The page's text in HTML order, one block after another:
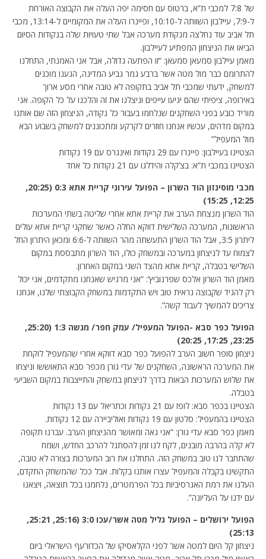
של 7:8 למכבי ת”א, ברטוס עם חסימה יפה העלה את הקבוצה האורחת
ל-7:9, עיילבון השוותה ל-10:10, ופיינרו העלה את המקומיים ל-13:14, מכבי
תל אביב עוד נחלצה מנקודת מערכה אבל שתי טעויות שלה בנקודות הסיום
הביאו את הניצחון המפתיע לעיילבון.
מאמן עיילבון סמעאן סמעאן: “זו הפתעה גדולה, אבל אני האמנתי, התחלנו
להתרומם כבר מול מטה אשר ברבע גמר גביע המדינה, הגענו מוכנים
למשחק, ידעתי שמכבי תל אביב בתקופה לא טובה אחרי מסע ארוך
באירופה, ציפיתי שהם יגיעו עייפים וניצלנו את זה והלכנו על כל הקופה. אני
מוריד כובע בפני השחקנים שנלחמו בעבור כל נקודה, הניצחון הזה שם אותנו
במקום מדהים, עכשיו אנחנו חוזרים לקרקע ומתכוננים למשחק בשבוע הבא
מול המעפיל”
הצטיינו בעיילבון: פיינרו עם 29 נקודות ואינגרס עם 19 נקודות
הצטיינו במכבי ת”א: בצ’קלה והידלגו עם 21 נקודות כל אחד
מכבי מוסינזון הוד השרון – הפועל עירוני קריית אתא 0:3 (20:25,
12:25, 15:25)
הוד השרון מנצחת הערב את קריית אתא אחרי שליטה בשתי המערכות
הראשונות, המערכה השלישית דווקא החלה כאשר שחקני קריית אתא עולים
ליתרון 3:5, אבל הוד השרון התעשתה מהר השוותה ל-6:6 ומכאן היתרון החל
לצמוח עד לניצחון במערכה ובמשחק כולו, הוד השרון מתבססת במקום
השלישי בטבלה, קריית אתא מהצד השני במקום האחרון.
מאמן הוד השרון אלכס שפרנוביץ’: “אני מרגיש שאנחנו מתקדמים, אני יכול
רק להגיד שקבוצה נראית טוב ויש התקדמות במשחק הקבוצתי שלנו, אנחנו
צריכים להמשיך לעבוד קשה”.
הפועל כפר סבא -הפועל המעפיל/ עמק חפר/ מנשה 1:3 (25:20,
23:25, 17:25, 20:25)
ניצחון סופר חשוב הערב להפועל כפר סבא דווקא אחרי שהמעפיל לוקחת
את המערכה הראשונה, השחקנים של עדי גורן מכפר סבא התאוששו וניצחו
את שלוש המערכות הבאות בדרך לניצחון במשחק והתייצבות במקום השביעי
בטבלה.
הצטיינו בכפר סבא: לופז עם 21 נקודות וכתריאל עם 13 נקודות
הצטיינו בהמעפיל: סלטון עם 19 נקודות ואוליביירה עם 12 נקודות.
מאמן כפר סבא עדי גורן: “אני גאה ומאושר מהניצחון הערב. עברנו תקופה
לא קלה בהרבה מובנים, לקח לנו זמן להסתגל להרכב החדש, ושמח
שהתחבר לנו טוב במשחק הזה. התחלנו את רוב המערכות בצורה לא טובה,
התקשינו בקבלה והמעפיל עצרו אותנו בקלות. אבל ככל שהמשחק התקדם,
העלנו את רמת האגרסיביות בכל הפרמטרים, נלחמנו בכל תוצאה, ויצאנו
עם ידנו על העליונה”.
הפועל ירושלים – הפועל גליל מטה אשר/עכו 3:0 (25:16, 25:21,
25:13)
ניצחון קל היום למטה אשר לפני הקלאסיקו של הכדורעף הישראלי ביום